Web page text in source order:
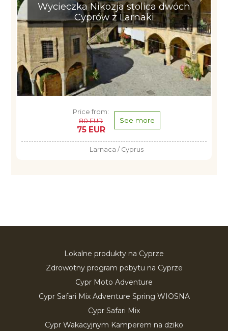
Wycieczka Nikozja stolica dwóch
Cyprów z Larnaki
Price from:
80 EUR
75 EUR
See more
Larnaca / Cyprus
Lokalne produkty na Cyprze
Zdrowotny program pobytu na Cyprze
Cypr Moto Adventure
Cypr Safari Mix Adventure Spring WIOSNA
Cypr Safari Mix
Cypr Wakacyjnym Kamperem na dziko